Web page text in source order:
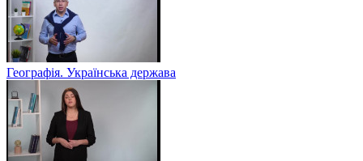
Географія. Українська держава